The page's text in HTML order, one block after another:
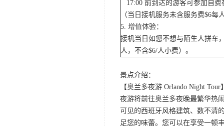
17:00 前到达的游客可参加自
（当日接机服务未含服务费$6每
5. 增值体验：
接机当日如您不想与陌生人拼车
人，不含$6/人小费）。
景点介绍：
【奥兰多夜游 Orlando Night Tour
夜游将前往奥兰多夜晚最繁华热
可见的西班牙风格建筑、数不清
足您的味蕾。您可以在享受一顿